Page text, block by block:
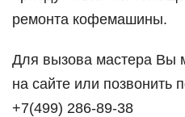
ремонта кофемашины.
Для вызова мастера Вы
на сайте или позвонить
+7(499) 286-89-38